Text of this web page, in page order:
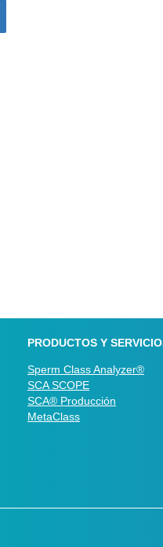
PRODUCTOS Y
Sperm Class Analyzer®
SCA SCOPE
SCA® Producción
MetaClass